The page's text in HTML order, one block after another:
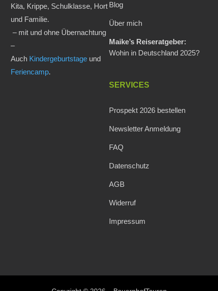
Kita, Krippe, Schulklasse, Hort
und Familie.
– mit und ohne Übernachtung
–
Auch Kindergeburtstage und
Feriencamp.
Blog
Über mich
Maike’s Reiseratgeber:
Wohin in Deutschland 2025?
SERVICES
Prospekt 2026 bestellen
Newsletter Anmeldung
FAQ
Datenschutz
AGB
Widerruf
Impressum